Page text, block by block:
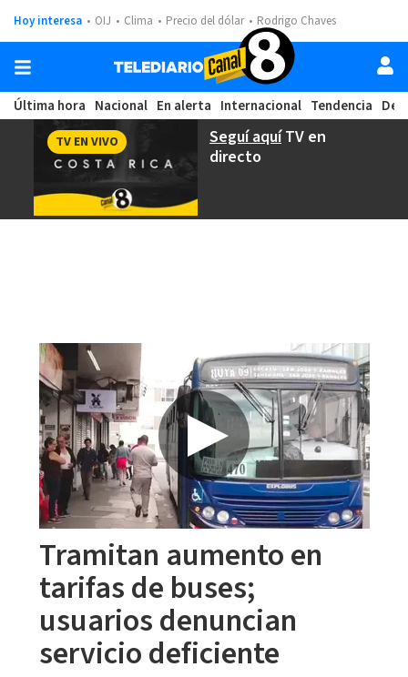
Hoy interesa OIJ Clima Precio del dólar Rodrigo Chaves
Última hora Nacional En alerta Internacional Tendencia
Seguí aquíTV en
directo
TV EN VIVO
Tramitan aumento en
tarifas de buses;
usuarios denuncian
servicio deficiente